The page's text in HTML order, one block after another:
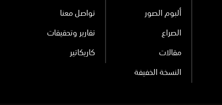
ألبوم الصور تواصل معنا
الصراع تقارير وتحقيقات
مقالات كاريكاتير
النسخة الخفيفة